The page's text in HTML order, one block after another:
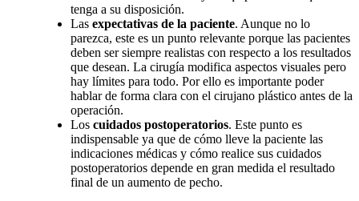
tenga a su disposición.
Las expectativas de la paciente. Aunque no lo
parezca, este es un punto relevante porque las pacientes
deben ser siempre realistas con respecto a los resultados
que desean. La cirugía modifica aspectos visuales pero
hay límites para todo. Por ello es importante poder
hablar de forma clara con el cirujano plástico antes de la
operación.
Los cuidados postoperatorios. Este punto es
indispensable ya que de cómo lleve la paciente las
indicaciones médicas y cómo realice sus cuidados
postoperatorios depende en gran medida el resultado
final de un aumento de pecho.